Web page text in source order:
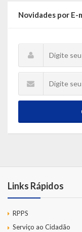
Novidades por E-
Links Rápidos
RPPS
Serviço ao Cidadão